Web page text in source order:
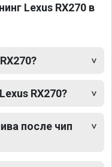
Lexus RX270 в
RX270?
после чип